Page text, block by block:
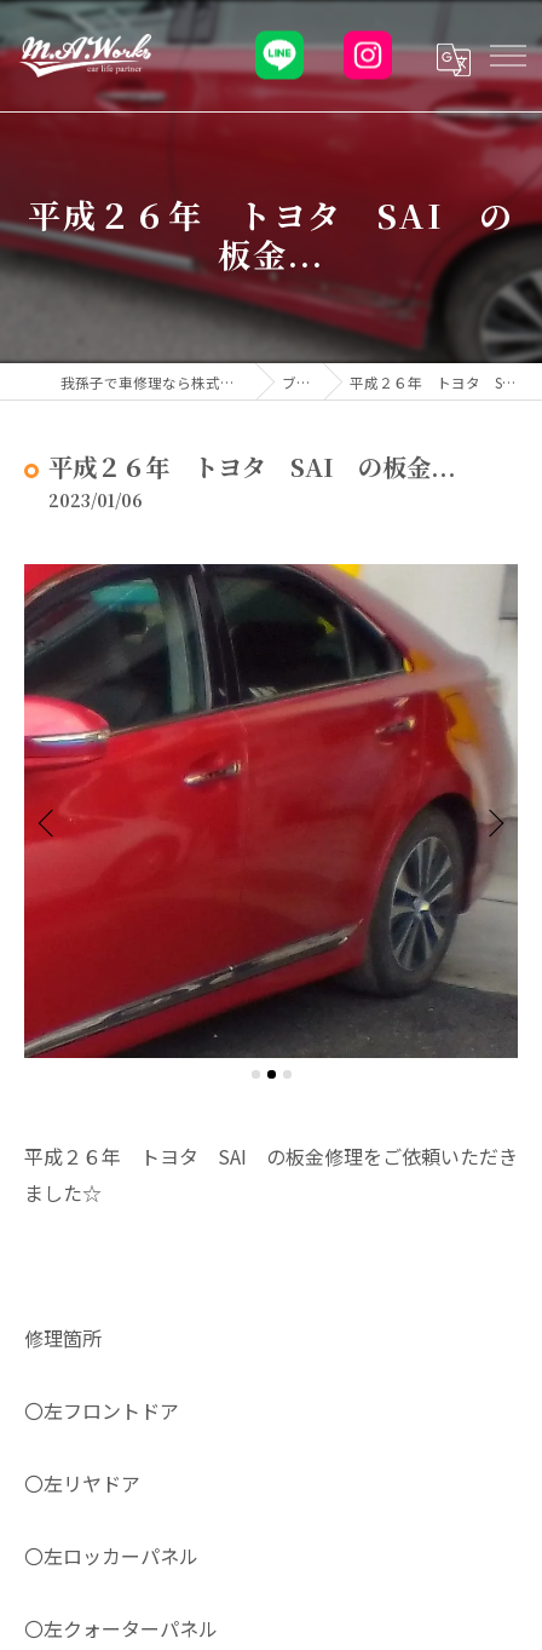
平成２６年 トヨタ SAI の
板金...
我孫子で車修理なら株式会社M.A.Works ブログ 平成２６年 トヨタ SAI の板金...
平成２６年 トヨタ SAI の板金...
2023/01/06
平成２６年 トヨタ SAI の板金修理をご依頼いただき
ました☆
修理箇所
〇左フロントドア
〇左リヤドア
〇左ロッカーパネル
〇左クォーターパネル